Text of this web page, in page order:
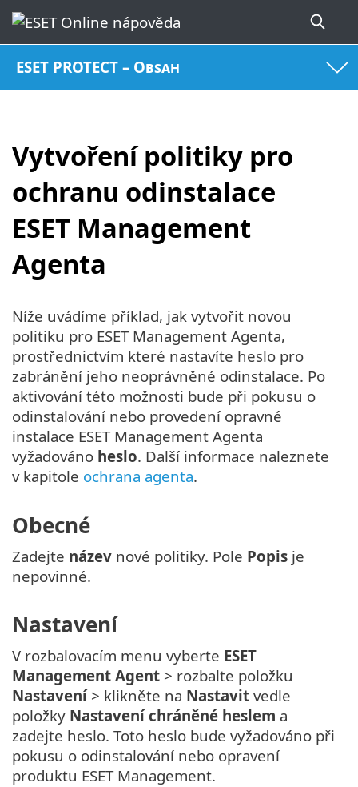
ESET PROTECT – Obsah
Vytvoření politiky pro
ochranu odinstalace
ESET Management
Agenta
Níže uvádíme příklad, jak vytvořit novou
politiku pro ESET Management Agenta,
prostřednictvím které nastavíte heslo pro
zabránění jeho neoprávněné odinstalace. Po
aktivování této možnosti bude při pokusu o
odinstalování nebo provedení opravné
instalace ESET Management Agenta
vyžadováno heslo. Další informace naleznete
v kapitole ochrana agenta.
Obecné
Zadejte název nové politiky. Pole Popis je
nepovinné.
Nastavení
V rozbalovacím menu vyberte ESET
Management Agent > rozbalte položku
Nastavení> klikněte na Nastavit vedle
položky Nastavení chráněné heslem a
zadejte heslo. Toto heslo bude vyžadováno při
pokusu o odinstalování nebo opravení
produktu ESET Management.